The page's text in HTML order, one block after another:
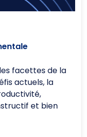
facettes de la
actuels, la
et bien